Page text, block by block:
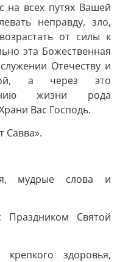
на всех путях Вашей
неправду, зло,
от силы к
эта Божественная
Отечеству и
а через это
жизни рода
Вас Господь.
Савва».
мудрые слова и
Святой
здоровья,